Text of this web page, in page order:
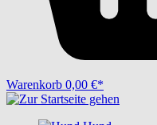
Warenkorb 0,00 €*